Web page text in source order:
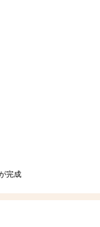
完成